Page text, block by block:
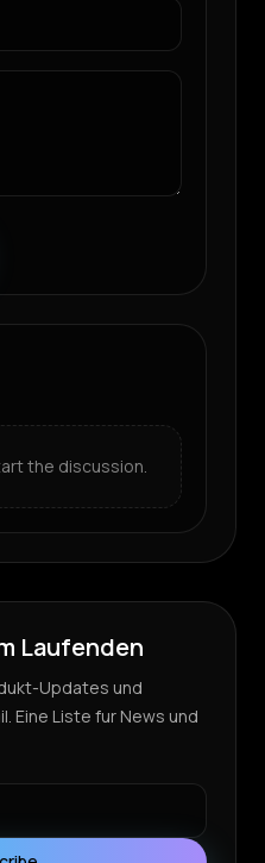
the discussion.
Laufenden
Updates und
Eine Liste fur News und